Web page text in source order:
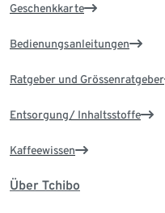
Geschenkkarte
Bedienungsanleitungen
Ratgeber und Grössenratgeber
Entsorgung/ Inhaltsstoffe
Kaffeewissen
Über Tchibo